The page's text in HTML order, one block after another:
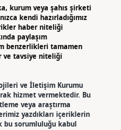
kurum veya şahıs şirketi
kendi hazırladığımız
haber niteliği
paylaşım
benzerlikleri tamamen
ve tavsiye niteliği
ve İletişim Kurumu
hizmet vermektedir. Bu
veya araştırma
yazdıkları içeriklerin
bu sorumluluğu kabul